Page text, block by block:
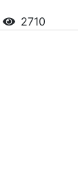
2710